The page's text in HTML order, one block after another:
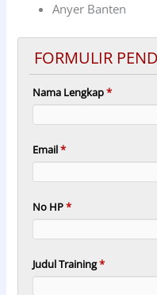
Anyer Banten
FORMULIR
Nama Lengkap*
Email*
No HP*
Judul Training*